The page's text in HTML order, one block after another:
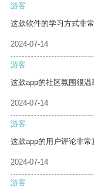
游客
这款软件的学习方式非
2024-07-14
游客
这款app的社区氛围很温
2024-07-14
游客
这款app的用户评论非常
2024-07-14
游客